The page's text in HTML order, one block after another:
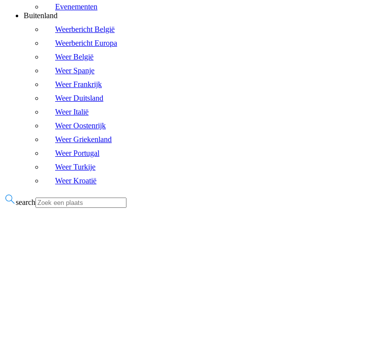
Evenementen
Buitenland
Weerbericht België
Weerbericht Europa
Weer België
Weer Spanje
Weer Frankrijk
Weer Duitsland
Weer Italië
Weer Oostenrijk
Weer Griekenland
Weer Portugal
Weer Turkije
Weer Kroatië
search